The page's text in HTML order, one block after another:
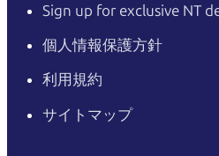
Sign up for exclusive NT
個人情報保護方針
利用規約
サイトマップ